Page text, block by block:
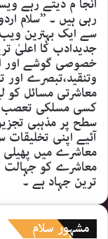
انجا م دیتے رہے
رہی ہیں ۔ ’’سلام
سے ایک بہترین
جدیدادب کا اعلیٰ
خصوصی گوشے اور
وتنقید،تبصرے
معاشرتی مسائل کو
کسی مسلکی تعصب
سطح پر مذہبی
آئیے اپنی
معاشرے میں پھیلی
معاشرے کو جہالت
ترین جہاد ہے ۔
مشہور سلام